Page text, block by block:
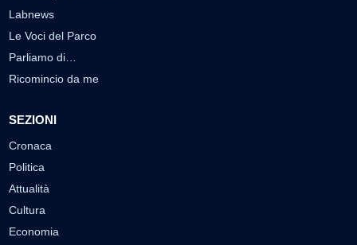
Labnews
Le Voci del Parco
Parliamo di…
Ricomincio da me
SEZIONI
Cronaca
Politica
Attualità
Cultura
Economia